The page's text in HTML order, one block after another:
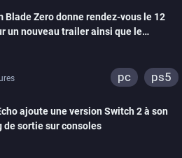
Blade Zero donne rendez-vous le 12
un nouveau trailer ainsi que le
pc ps5
ajoute une version Switch 2 à son
de sortie sur consoles